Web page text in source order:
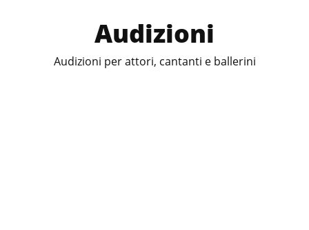
Audizioni
Audizioni per attori, cantanti e ballerini